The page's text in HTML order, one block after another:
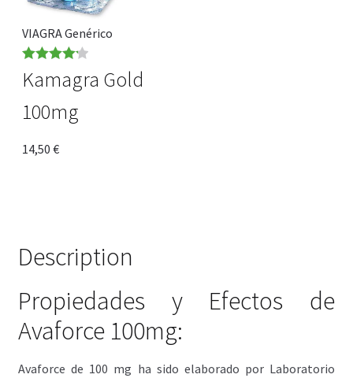
VIAGRA Genérico
Rated
Kamagra Gold
100mg
14,50 €
Description
Propiedades y Efectos de
Avaforce 100mg:
Avaforce de 100 mg ha sido elaborado por Laboratorio